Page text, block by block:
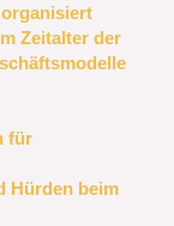
Zeitalter der
für
Hürden beim